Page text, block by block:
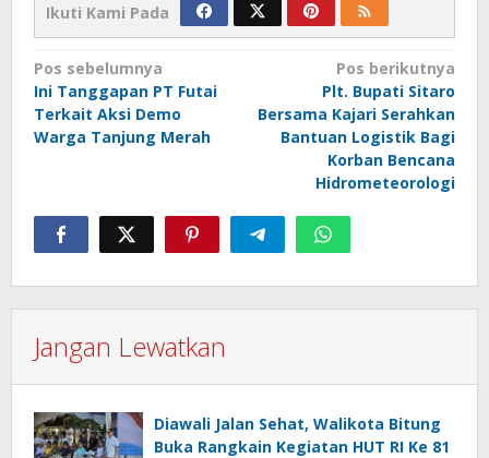
Ikuti Kami Pada
Navigasi
pos
Pos sebelumnya
Ini Tanggapan PT Futai
Terkait Aksi Demo
Warga Tanjung Merah
Pos berikutnya
Plt. Bupati Sitaro
Bersama Kajari Serahkan
Bantuan Logistik Bagi
Korban Bencana
Hidrometeorologi
Jangan Lewatkan
Diawali Jalan Sehat, Walikota Bitung
Buka Rangkain Kegiatan HUT RI Ke 81